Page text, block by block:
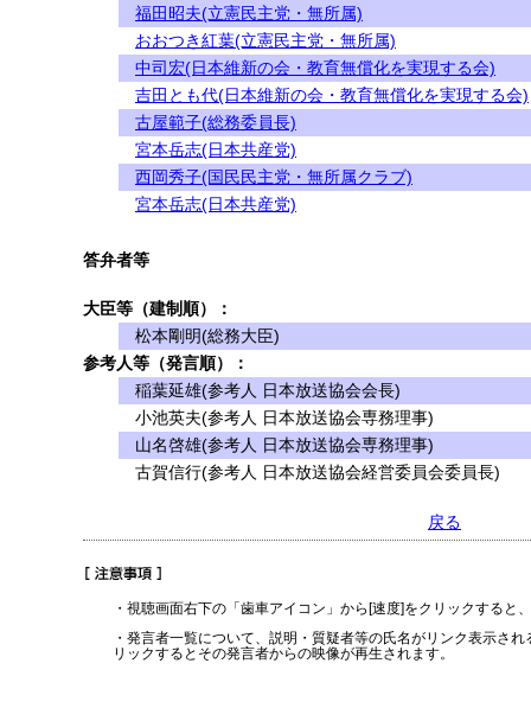
福田昭夫(立憲民主党・無所属)
おおつき紅葉(立憲民主党・無所属)
中司宏(日本維新の会・教育無償化を実現する会)
吉田とも代(日本維新の会・教育無償化を実現する会)
古屋範子(総務委員長)
宮本岳志(日本共産党)
西岡秀子(国民民主党・無所属クラブ)
宮本岳志(日本共産党)
答弁者等
大臣等（建制順）：
松本剛明(総務大臣)
参考人等（発言順）：
稲葉延雄(参考人 日本放送協会会長)
小池英夫(参考人 日本放送協会専務理事)
山名啓雄(参考人 日本放送協会専務理事)
古賀信行(参考人 日本放送協会経営委員会委員長)
戻る
・視聴画面右下の「歯車アイコン」から[速度]をクリックすると
・発言者一覧について、説明・質疑者等の氏名がリンク表示さ
リックするとその発言者からの映像が再生されます。